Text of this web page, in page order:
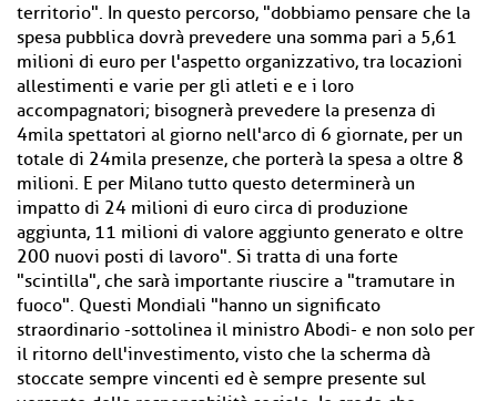
territorio". In questo percorso, "dobbiamo pensare che la
spesa pubblica dovrà prevedere una somma pari a 5,61
milioni di euro per l'aspetto organizzativo, tra locazioni
allestimenti e varie per gli atleti e e i loro
accompagnatori; bisognerà prevedere la presenza di
4mila spettatori al giorno nell'arco di 6 giornate, per un
totale di 24mila presenze, che porterà la spesa a oltre 8
milioni. E per Milano tutto questo determinerà un
impatto di 24 milioni di euro circa di produzione
aggiunta, 11 milioni di valore aggiunto generato e oltre
200 nuovi posti di lavoro". Si tratta di una forte
"scintilla", che sarà importante riuscire a "tramutare in
fuoco". Questi Mondiali "hanno un significato
straordinario -sottolinea il ministro Abodi- e non solo per
il ritorno dell'investimento, visto che la scherma dà
stoccate sempre vincenti ed è sempre presente sul